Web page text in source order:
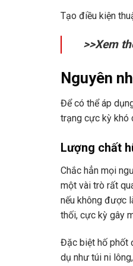
Tạo điều kiện
>>Xem
Nguyên
Để có thể áp
trạng cực kỳ khó
Lượng chất
Chắc hẳn mọi
một vài trò rất
nếu không được
thối, cực kỳ gây
Đặc biệt hố phốt
dụ như túi ni